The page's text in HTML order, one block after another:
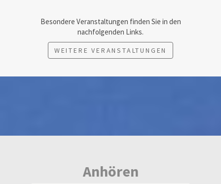
Besondere Veranstaltungen finden Sie in den
nachfolgenden Links.
WEITERE VERANSTALTUNGEN
Anhören